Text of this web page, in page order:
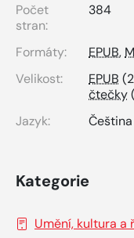
Počet
stran:
384
Formáty: EPUB,
Velikost:
EPUB
čtečky
Jazyk:
Čeština
Kategorie
Umění, kultura a